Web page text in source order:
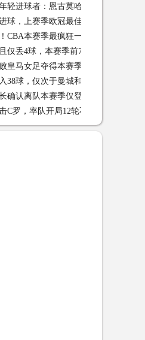
轻进球者：恩古莫哈第1，卡尔上榜
球，上赛季欧冠最佳射手本赛季还未
CBA本赛季最疯狂一幕：新疆都被打
仅丢4球，本赛季前7场均率先破门
皇马女足夺得本赛季女子西超杯冠军
38球，仅次于曼城和阿森纳
确认离队本赛季仅登场1次
C罗，率队开局12轮不败+9连胜抢走